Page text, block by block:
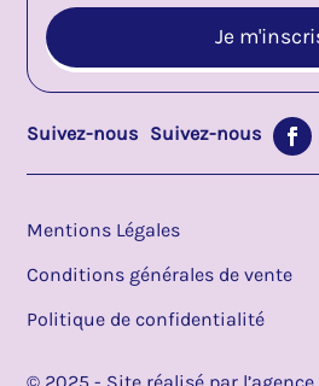
Suivez-nous Suivez-nous
Mentions Légales
Conditions générales de vente
Politique de confidentialité